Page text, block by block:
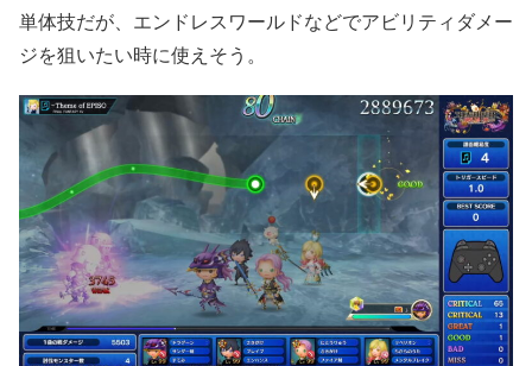
単体技だが、エンドレスワールドなどでアビリティダメー
ジを狙いたい時に使えそう。